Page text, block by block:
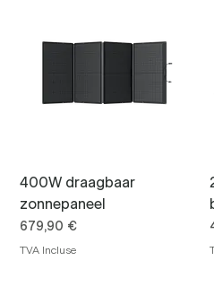
400W draagbaar
zonnepaneel
Prix
679,90 €
TVA Incluse